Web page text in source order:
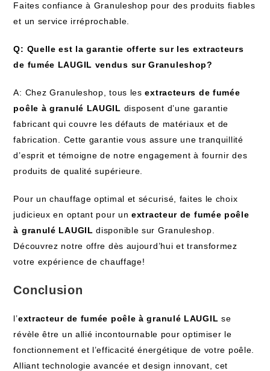
Faites confiance à Granuleshop pour des produits fiables
et un service irréprochable.
Q: Quelle est la garantie offerte sur les extracteurs
de fumée LAUGIL vendus sur Granuleshop?
A: Chez Granuleshop, tous lesextracteurs de fumée
poêle à granulé LAUGIL disposent d’une garantie
fabricant qui couvre les défauts de matériaux et de
fabrication. Cette garantie vous assure une tranquillité
d’esprit et témoigne de notre engagement à fournir des
produits de qualité supérieure.
Pour un chauffage optimal et sécurisé, faites le choix
judicieux en optant pour unextracteur de fumée poêle
à granulé LAUGIL disponible sur Granuleshop.
Découvrez notre offre dès aujourd’hui et transformez
votre expérience de chauffage!
Conclusion
l’extracteur de fumée poêle à granulé LAUGIL se
révèle être un allié incontournable pour optimiser le
fonctionnement et l’efficacité énergétique de votre poêle.
Alliant technologie avancée et design innovant, cet